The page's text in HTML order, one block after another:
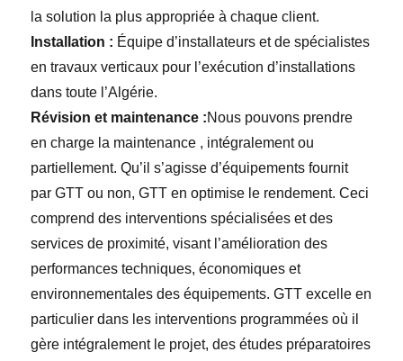
la solution la plus appropriée à chaque client.
Installation : Équipe d’installateurs et de spécialistes
en travaux verticaux pour l’exécution d’installations
dans toute l’Algérie.
Révision et maintenance :Nous pouvons prendre
en charge la maintenance , intégralement ou
partiellement. Qu’il s’agisse d’équipements fournit
par GTT ou non, GTT en optimise le rendement. Ceci
comprend des interventions spécialisées et des
services de proximité, visant l’amélioration des
performances techniques, économiques et
environnementales des équipements. GTT excelle en
particulier dans les interventions programmées où il
gère intégralement le projet, des études préparatoires